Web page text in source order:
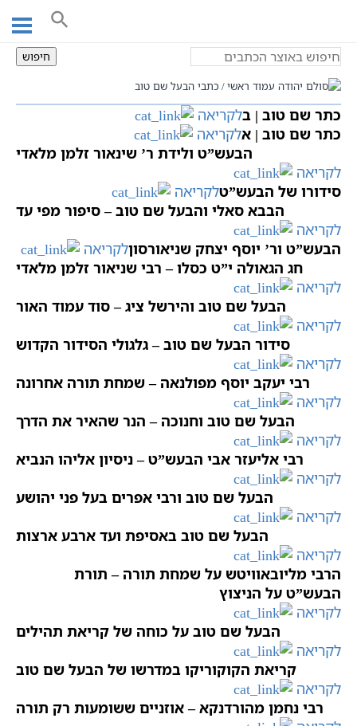
content
חיפוש
עמוד ראשי כתבי הבעל שם טוב
כתר שם טוב | בלקריאה
כתר שם טוב | אלקריאה
הבעש”ט ולידת ר’ שינאור זלמן מלאדי
לקריאה
סידורו של הבעש”טלקריאה
הבבא סאלי והבעל שם טוב – סיפור מפי עד
לקריאה
הבעש”ט ור’ יוסף יצחק שניאורסוןלקריאה
חג הגאולה י”ט כסלו – רבי שניאור זלמן מלאדי
לקריאה
הבעל שם טוב והירשל ציג – סוד עמוד האור
לקריאה
סידור הבעל שם טוב – גלגולי הסידור הקדוש
לקריאה
רבי יעקב יוסף מפולנאה – שמחת תורה אחרונה
לקריאה
הבעל שם טוב וחנוכה – הנר שהאיר את הדרך
לקריאה
רבי אליעזר אבי הבעש”ט – ניסיון אליהו הנביא
לקריאה
הבעל שם טוב ורבי אפרים בעל פני יהושע
לקריאה
הבעל שם טוב באסיפת ועד ארבע ארצות
לקריאה
הרבי מליובאוויטש על שמחת תורה – תורת
הבעש”ט על הניצוץ
לקריאה
הבעל שם טוב על כוחה של קריאת תהילים
לקריאה
קריאת הקוקוריקו במדרשו של הבעל שם טוב
לקריאה
רבי נחמן מהורדנקא – אוזניים ששומעות רק תורה